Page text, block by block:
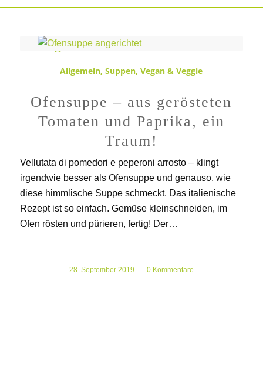
Schlagwortarchiv für:
Allgemein,Suppen,Vegan & Veggie
Ofensuppe – aus gerösteten
Tomaten und Paprika, ein
Traum!
Vellutata di pomedori e peperoni arrosto – klingt
irgendwie besser als Ofensuppe und genauso, wie
diese himmlische Suppe schmeckt. Das italienische
Rezept ist so einfach. Gemüse kleinschneiden, im
Ofen rösten und pürieren, fertig! Der…
28. September 2019
/ 0 Kommentare